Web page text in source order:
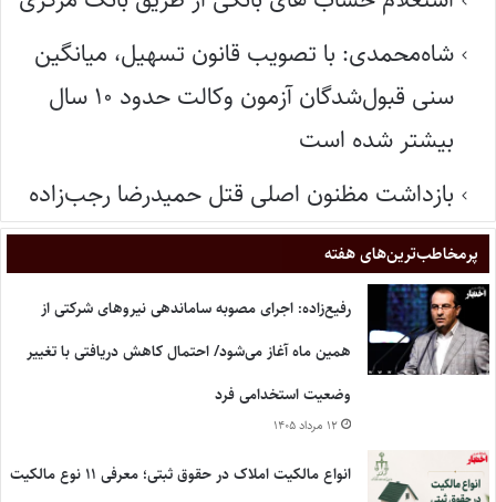
شاه‌محمدی: با تصویب قانون تسهیل، میانگین
سنی قبول‌شدگان آزمون وکالت حدود ۱۰ سال
بیشتر شده است
بازداشت مظنون اصلی قتل حمیدرضا رجب‌زاده
پر‌مخاطب‌ترین‌های هفته
رفیع‌زاده: اجرای مصوبه ساماندهی نیروهای شرکتی از
همین ماه آغاز می‌شود/ احتمال کاهش دریافتی با تغییر
وضعیت استخدامی فرد
۱۲ مرداد ۱۴۰۵
انواع مالکیت املاک در حقوق ثبتی؛ معرفی ۱۱ نوع مالکیت